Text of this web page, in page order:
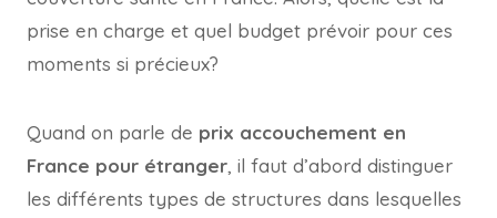
prise en charge et quel budget prévoir pour ces
moments si précieux?
Quand on parle de prix accouchement en
France pour étranger, il faut d’abord distinguer
les différents types de structures dans lesquelles